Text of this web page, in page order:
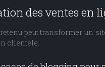
des ventes en
peut transformer un
clientèle.